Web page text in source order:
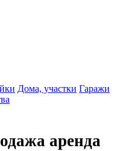
Дома, участки Гаражи
аренда